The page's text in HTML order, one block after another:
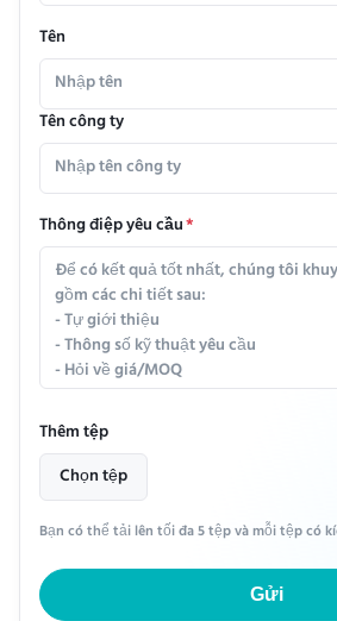
Tên
Tên công ty
Thông điệp yêu cầu*
Thêm tệp
Chọn tệp
Bạn có thể tải lên tối đa 5 tệp và mỗi tệp có
Gửi